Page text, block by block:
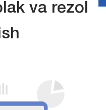
va rezol